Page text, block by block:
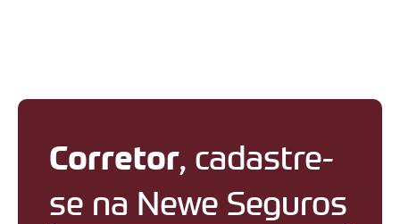
Corretor, cadastre-
se na Newe Seguros